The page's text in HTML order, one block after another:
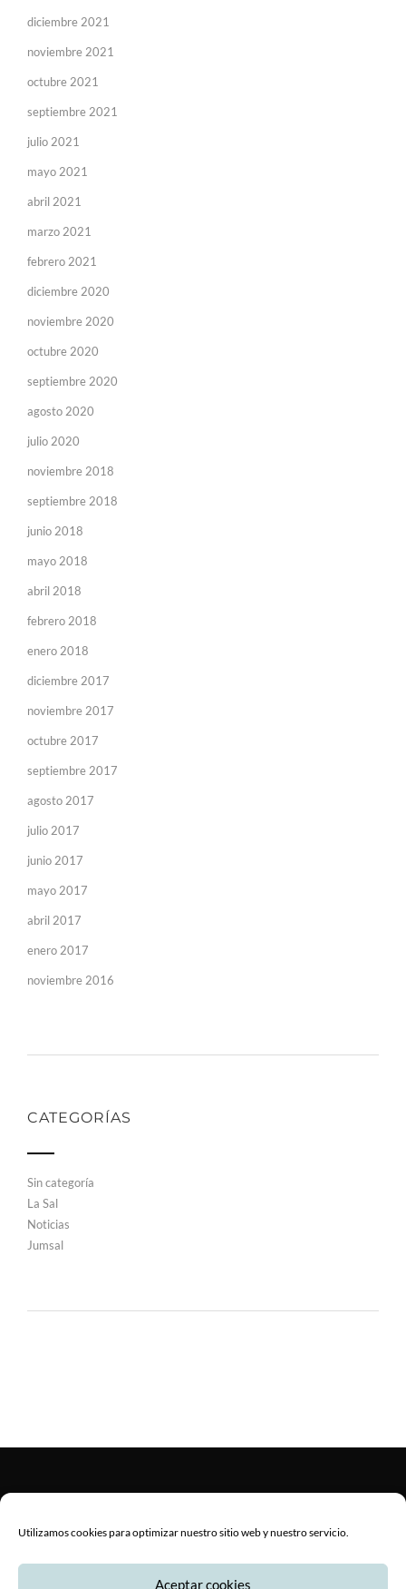
Utilizamos cookies para optimizar nuestro sitio web y nuestro servicio.
Aceptar cookies
diciembre 2021
noviembre 2021
octubre 2021
septiembre 2021
julio 2021
mayo 2021
abril 2021
marzo 2021
febrero 2021
diciembre 2020
noviembre 2020
octubre 2020
septiembre 2020
agosto 2020
julio 2020
noviembre 2018
septiembre 2018
junio 2018
mayo 2018
abril 2018
febrero 2018
enero 2018
diciembre 2017
noviembre 2017
octubre 2017
septiembre 2017
agosto 2017
julio 2017
junio 2017
mayo 2017
abril 2017
enero 2017
noviembre 2016
CATEGORÍAS
Sin categoría
La Sal
Noticias
Jumsal
© Copyright 2020 Jumsal S.A. -Protección de datos